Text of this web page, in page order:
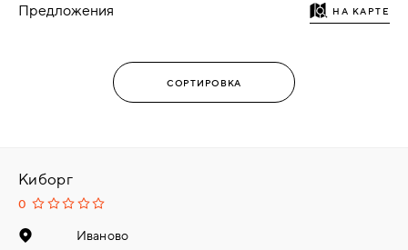
Предложения НА КАРТЕ
Киборг
0
Иваново